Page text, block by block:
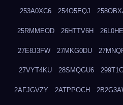
253A0XC6 254O5EQJ
25RMMEOD 26HTTV6H
27E8J3FW 27MKG0DU
27VYT4KU 28SMQGU6
2AFJGVZY 2ATPPOCH